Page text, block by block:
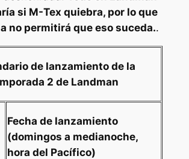
si M-Tex quiebra, por lo que
no permitirá que eso suceda..
de lanzamiento de la
2 de Landman
Fecha de lanzamiento
(domingos a medianoche,
hora del Pacífico)